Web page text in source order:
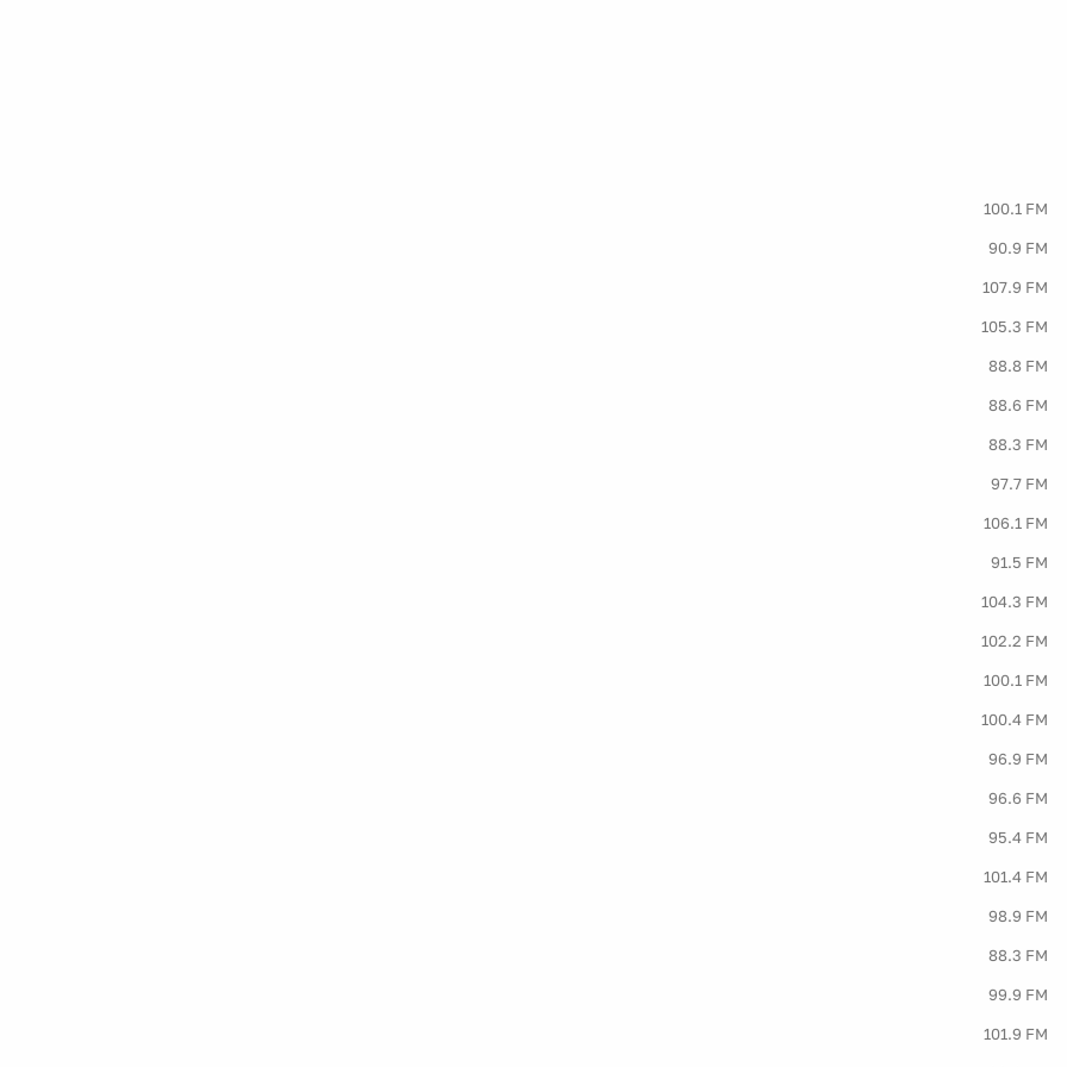
100.1 FM
90.9 FM
107.9 FM
105.3 FM
88.8 FM
88.6 FM
88.3 FM
97.7 FM
106.1 FM
91.5 FM
104.3 FM
102.2 FM
100.1 FM
100.4 FM
96.9 FM
96.6 FM
95.4 FM
101.4 FM
98.9 FM
88.3 FM
99.9 FM
101.9 FM